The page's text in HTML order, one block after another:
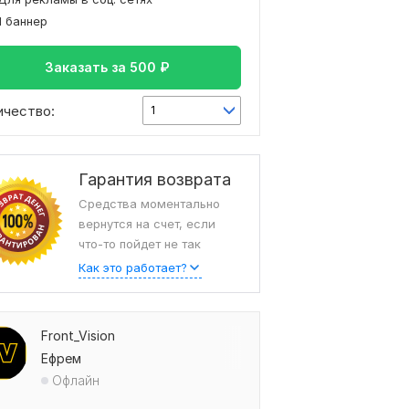
баннер
Заказать за 500 ₽
1
Гарантия возврата
Средства моментально
вернутся на счет, если
что-то пойдет не так
Как это работает?
Front_Vision
Ефрем
Офлайн